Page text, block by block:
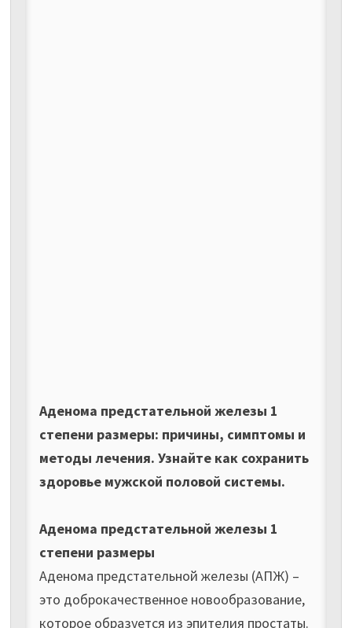
Aденома предстательной железы 1
степени размеры: причины, симптомы и
методы лечения. Узнайте как сохранить
здоровье мужской половой системы.
Аденома предстательной железы 1
степени размеры
Аденома предстательной железы (АПЖ) –
это доброкачественное новообразование,
которое образуется из эпителия простаты.